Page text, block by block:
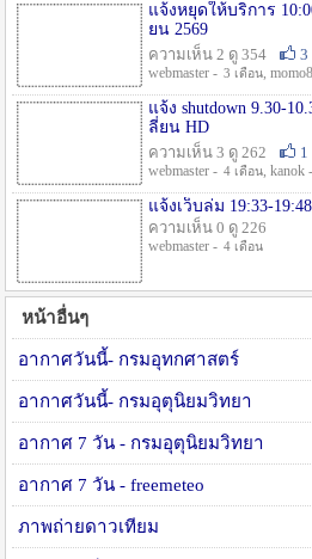
แจ้งหยุดให้บริการ
ยน 2569
ความเห็น 2 ดู 354
3
webmaster - 3 เดือน,
แจ้ง shutdown 9.30-
ลี่ยน HD
ความเห็น 3 ดู 262
1
webmaster - 4 เดือน, kanok -
แจ้งเว็บล่ม 19:33-
ความเห็น 0 ดู 226
webmaster - 4 เดือน
หน้าอื่นๆ
อากาศวันนี้- กรมอุทกศาสตร์
อากาศวันนี้- กรมอุตุนิยมวิทยา
อากาศ 7 วัน - กรมอุตุนิยมวิทยา
อากาศ 7 วัน - freemeteo
ภาพถ่ายดาวเทียม